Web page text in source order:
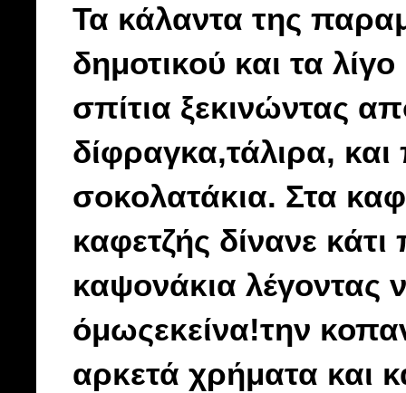
Τα κάλαντα της
δημοτικού και τα
σπίτια ξεκινώντας
δίφραγκα,τάλιρα,
σοκολατάκια. Στα
καφετζής δίνανε
καψονάκια λέγοντας
όμωςεκείνα!την
αρκετά χρήματα και